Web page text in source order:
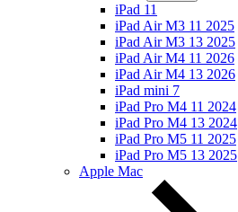
iPad 11
iPad Air M3 11 2025
iPad Air M3 13 2025
iPad Air M4 11 2026
iPad Air M4 13 2026
iPad mini 7
iPad Pro M4 11 2024
iPad Pro M4 13 2024
iPad Pro M5 11 2025
iPad Pro M5 13 2025
Apple Mac